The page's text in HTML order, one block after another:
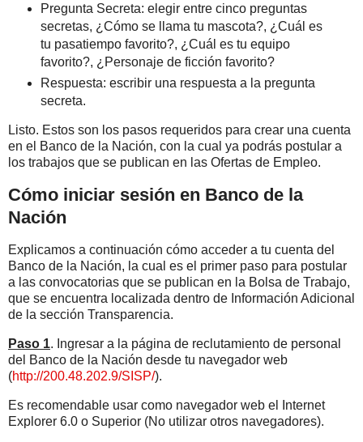
Pregunta Secreta: elegir entre cinco preguntas
secretas, ¿Cómo se llama tu mascota?, ¿Cuál es
tu pasatiempo favorito?, ¿Cuál es tu equipo
favorito?, ¿Personaje de ficción favorito?
Respuesta: escribir una respuesta a la pregunta
secreta.
Listo. Estos son los pasos requeridos para crear una cuenta
en el Banco de la Nación, con la cual ya podrás postular a
los trabajos que se publican en las Ofertas de Empleo.
Cómo iniciar sesión en Banco de la
Nación
Explicamos a continuación cómo acceder a tu cuenta del
Banco de la Nación, la cual es el primer paso para postular
a las convocatorias que se publican en la Bolsa de Trabajo,
que se encuentra localizada dentro de Información Adicional
de la sección Transparencia.
Paso 1. Ingresar a la página de reclutamiento de personal
del Banco de la Nación desde tu navegador web
(http://200.48.202.9/SISP/).
Es recomendable usar como navegador web el Internet
Explorer 6.0 o Superior (No utilizar otros navegadores).